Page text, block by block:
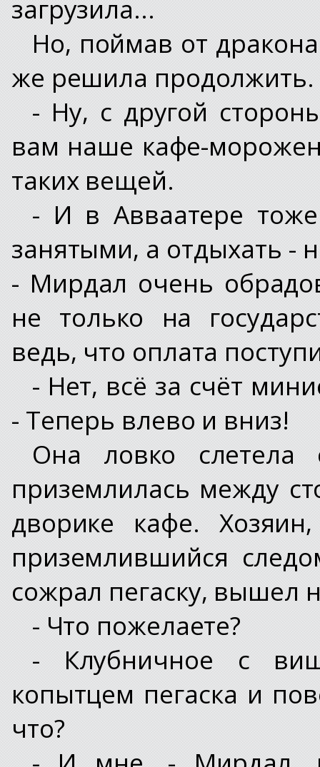
загрузила...
Но, поймав от
же решила продолжить.
- Ну, с другой
вам наше кафе-
таких вещей.
- И в Авваатере
занятыми, а отдыхать -
- Мирдал очень
не только на
ведь, что оплата
- Нет, всё за счёт
- Теперь влево и вниз!
Она ловко
приземлилась между
дворике кафе.
приземлившийся
сожрал пегаску, вышел
- Что пожелаете?
- Клубничное с
копытцем пегаска и
что?